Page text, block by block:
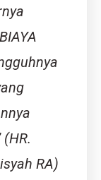
RA)